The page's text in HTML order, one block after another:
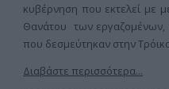
κυβέρνηση που εκτελεί με
Θανάτου των εργαζομένων,
που δεσμεύτηκαν στην
Διαβάστε περισσότερα...